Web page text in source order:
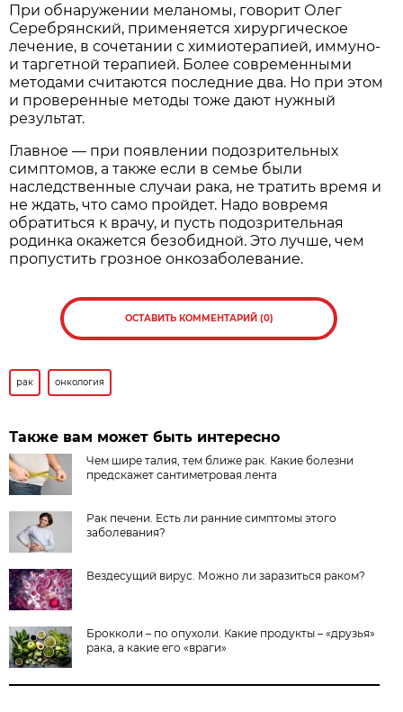
При обнаружении меланомы, говорит Олег
Серебрянский, применяется хирургическое
лечение, в сочетании с химиотерапией, иммуно-
и таргетной терапией. Более современными
методами считаются последние два. Но при этом
и проверенные методы тоже дают нужный
результат.
Главное — при появлении подозрительных
симптомов, а также если в семье были
наследственные случаи рака, не тратить время и
не ждать, что само пройдет. Надо вовремя
обратиться к врачу, и пусть подозрительная
родинка окажется безобидной. Это лучше, чем
пропустить грозное онкозаболевание.
ОСТАВИТЬ КОММЕНТАРИЙ (0)
рак онкология
Также вам может быть интересно
Чем шире талия, тем ближе рак. Какие болезни
предскажет сантиметровая лента
Рак печени. Есть ли ранние симптомы этого
заболевания?
Вездесущий вирус. Можно ли заразиться раком?
Брокколи – по опухоли. Какие продукты – «друзья»
рака, а какие его «враги»